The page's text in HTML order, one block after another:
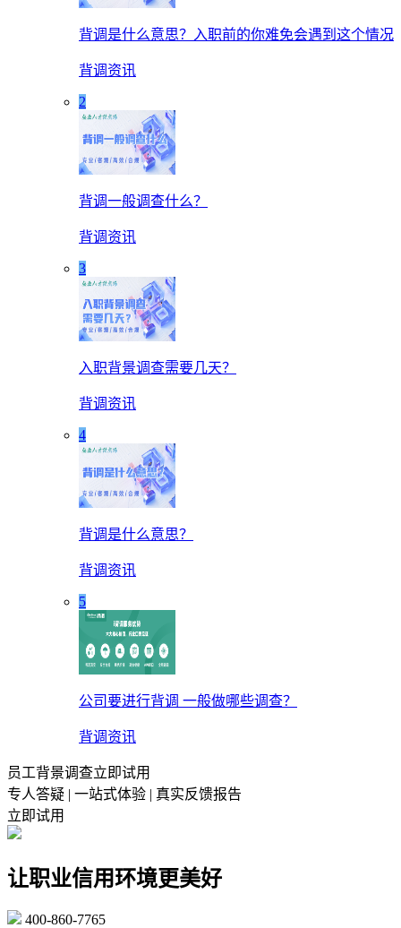
背调是什么意思？入职前的你难免会遇到这个情况
背调资讯
2
背调一般调查什么？
背调资讯
3
入职背景调查需要几天？
背调资讯
4
背调是什么意思？
背调资讯
5
公司要进行背调 一般做哪些调查？
背调资讯
员工背景调查立即试用
专人答疑 | 一站式体验 | 真实反馈报告
立即试用
让职业信用环境更美好
400-860-7765